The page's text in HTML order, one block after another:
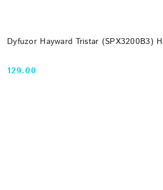
Dyfuzor Hayward Tristar (SPX3200B3)
Cena:
129.00